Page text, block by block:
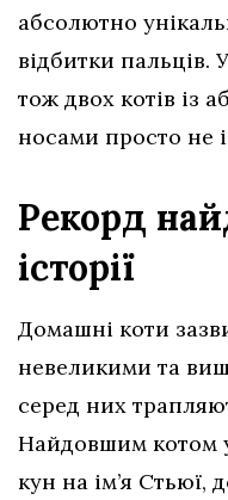
абсолютно
відбитки пальців.
тож двох котів із
носами просто не
Рекорд
історії
Домашні коти
невеликими та
серед них
Найдовшим котом
кун на ім’я Стьюї,